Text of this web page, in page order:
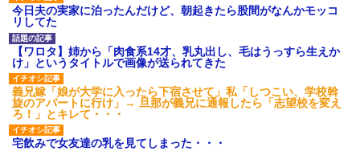
友人「酒の勢いで女先輩をホテルに連れ込んだｗｗｗｗｗ」俺
「…」
嘘をついてフリン旅行へ出かけた嫁→翌日、嫁「ただいま～」旦
那「娘がシんだよ。何度も連絡したのに…」嫁「えっ」→なん
と・・・
【画像】女の子「お母さん！！私ようやくファッションモデルに
選ばれたの！絶対見に来てね！」→悲しい結果がこれ・・・
今日夫の実家に泊ったんだけど、朝起きたら股間がなんかモッコ
リしてた
【ワロタ】姉から「肉食系14才、乳丸出し、毛はうっすら生えか
け」というタイトルで画像が送られてきた
義兄嫁「娘が大学に入ったら下宿させて」私「しつこい、学校斡
旋のアパートに行け」→ 旦那が義兄に通報したら「志望校を変え
ろ！」とキレて・・・
宅飲みで女友達の乳を見てしまった・・・